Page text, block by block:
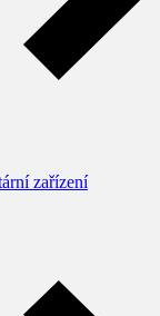
zařízení